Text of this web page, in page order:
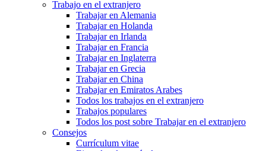
Trabajo en el extranjero
Trabajar en Alemania
Trabajar en Holanda
Trabajar en Irlanda
Trabajar en Francia
Trabajar en Inglaterra
Trabajar en Grecia
Trabajar en China
Trabajar en Emiratos Arabes
Todos los trabajos en el extranjero
Trabajos populares
Todos los post sobre Trabajar en el extranjero
Consejos
Currículum vitae